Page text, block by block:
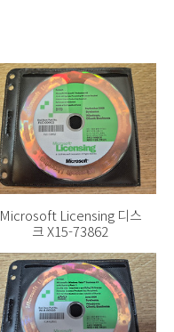
Microsoft Licensing 디스
크 X15-73862